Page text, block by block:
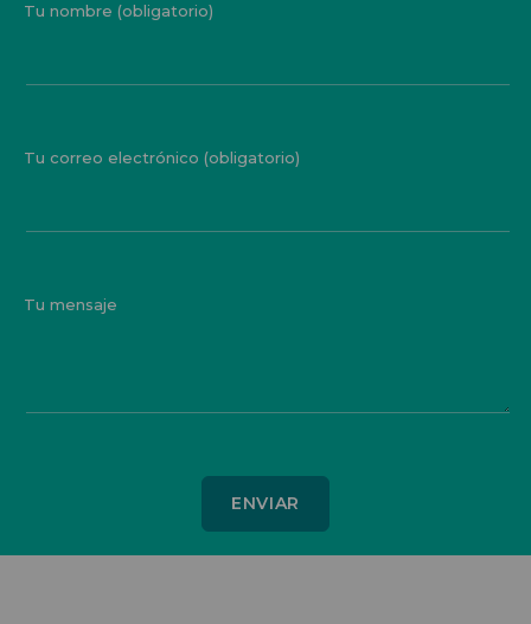
Tu nombre (obligatorio)
Tu correo electrónico (obligatorio)
Tu mensaje